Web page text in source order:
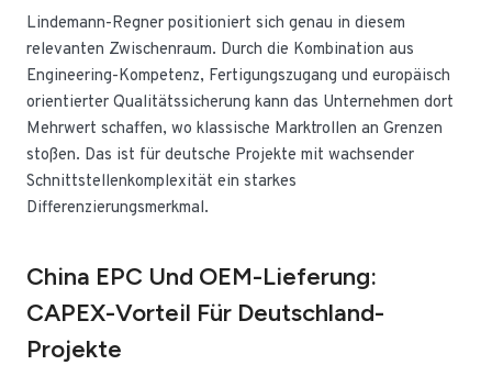
Lindemann-Regner positioniert sich genau in diesem
relevanten Zwischenraum. Durch die Kombination aus
Engineering-Kompetenz, Fertigungszugang und europäisch
orientierter Qualitätssicherung kann das Unternehmen dort
Mehrwert schaffen, wo klassische Marktrollen an Grenzen
stoßen. Das ist für deutsche Projekte mit wachsender
Schnittstellenkomplexität ein starkes
Differenzierungsmerkmal.
China EPC Und OEM-Lieferung:
CAPEX-Vorteil Für Deutschland-
Projekte